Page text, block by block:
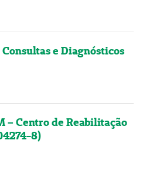
e Diagnósticos
– Centro de Reabilitação
8)